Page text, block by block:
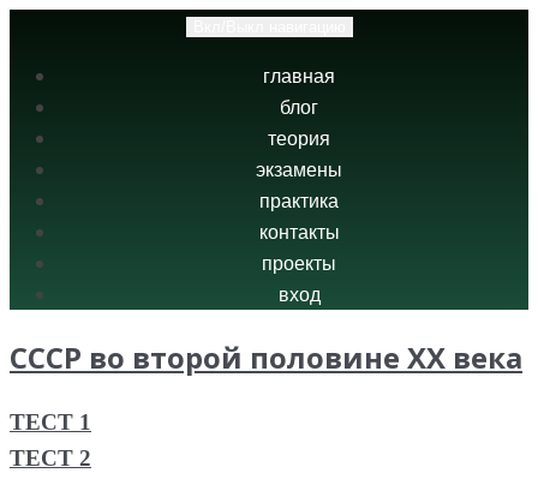
главная
блог
теория
экзамены
практика
контакты
проекты
вход
СССР во второй половине XX века
ТЕСТ 1
ТЕСТ 2